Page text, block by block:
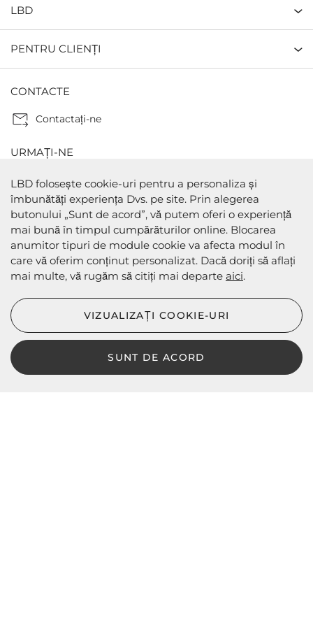
LBD
PENTRU CLIENȚI
CONTACTE
Contactaţi-ne
URMAȚI-NE
METODE DE PLATA
METODE DE EXPEDIERE
LBD © 2024 - Toate drepturile rezervate
LBD folosește cookie-uri pentru a personaliza și
îmbunătăți experiența Dvs. pe site. Prin alegerea
butonului „Sunt de acord”, vă putem oferi o experiență
mai bună în timpul cumpărăturilor online. Blocarea
anumitor tipuri de module cookie va afecta modul în
care vă oferim conținut personalizat. Dacă doriți să aflați
mai multe, vă rugăm să citiți mai departe aici.
SUNT DE ACORD
VIZUALIZAȚI COOKIE-URI